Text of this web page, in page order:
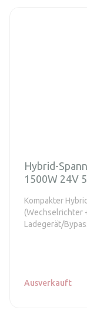
Hybrid-
1500W 24V
Kompakter
(Wechselrichter
Ladegerät/
(Spitze 2× für 5
ideal für
Ausverkauft